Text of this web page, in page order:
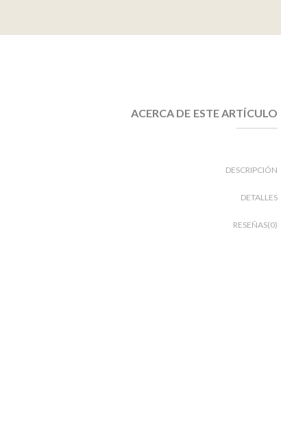
ACERCA DE ESTE ARTÍCULO
DESCRIPCIÓN
DETALLES
RESEÑAS(0)